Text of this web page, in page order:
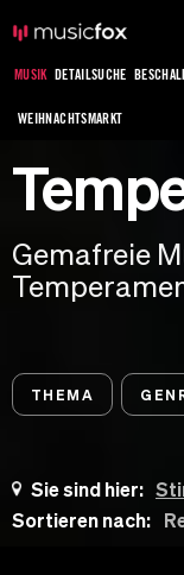
MUSIK DETAILSUCHE
WEIHNACHTSMARKT
Gemafreie
THEMA
Sie sind hier:
Sortieren nach: